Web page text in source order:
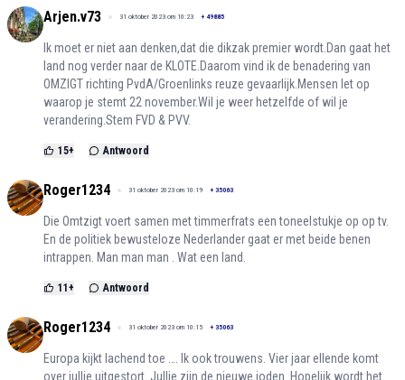
Arjen.v73 31 oktober 2023 om 10:23 + 49885
Ik moet er niet aan denken,dat die dikzak premier wordt.Dan gaat het
land nog verder naar de KLOTE.Daarom vind ik de benadering van
OMZIGT richting PvdA/Groenlinks reuze gevaarlijk.Mensen let op
waarop je stemt 22 november.Wil je weer hetzelfde of wil je
verandering.Stem FVD & PVV.
15+ Antwoord
Roger1234 31 oktober 2023 om 10:19 + 35063
Die Omtzigt voert samen met timmerfrats een toneelstukje op op tv.
En de politiek bewusteloze Nederlander gaat er met beide benen
intrappen. Man man man . Wat een land.
11 + Antwoord
Roger1234 31 oktober 2023 om 10:15 + 35063
Europa kijkt lachend toe …. Ik ook trouwens. Vier jaar ellende komt
over jullie uitgestort. Jullie zijn de nieuwe joden. Hopelijk wordt het